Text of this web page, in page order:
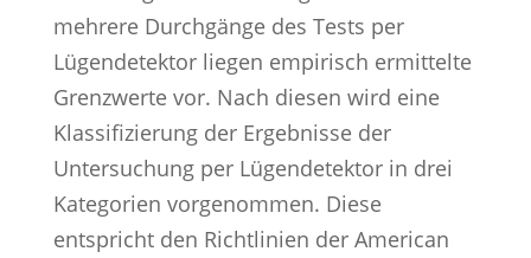
mehrere Durchgänge des Tests per
Lügendetektor liegen empirisch ermittelte
Grenzwerte vor. Nach diesen wird eine
Klassifizierung der Ergebnisse der
Untersuchung per Lügendetektor in drei
Kategorien vorgenommen. Diese
entspricht den Richtlinien der American